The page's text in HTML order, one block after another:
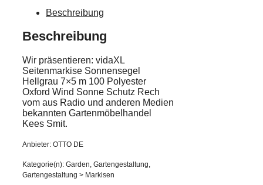
Beschreibung
Beschreibung
Wir präsentieren: vidaXL
Seitenmarkise Sonnensegel
Hellgrau 7×5 m 100 Polyester
Oxford Wind Sonne Schutz Rech
vom aus Radio und anderen Medien
bekannten Gartenmöbelhandel
Kees Smit.
Anbieter: OTTO DE
Kategorie(n): Garden, Gartengestaltung,
Gartengestaltung > Markisen